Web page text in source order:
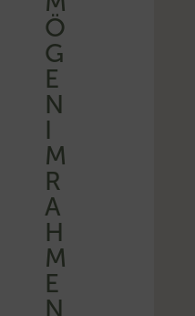
Ö
G
E
N
I
M
R
A
H
M
E
N